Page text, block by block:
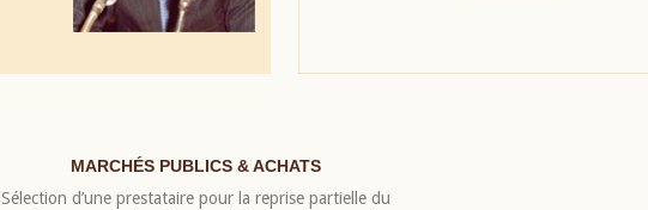
MARCHÉS PUBLICS & ACHATS
Sélection d’une prestataire pour la reprise partielle du